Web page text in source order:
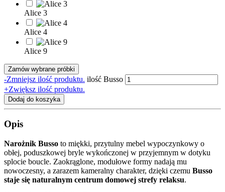
Alice 3
Alice 4
Alice 9
Zamów wybrane próbki
-Zmniejsz ilość produktu. ilość Busso
+Zwiększ ilość produktu.
Dodaj do koszyka
Opis
Narożnik Busso to miękki, przytulny mebel wypoczynkowy o
obłej, poduszkowej bryle wykończonej w przyjemnym w dotyku
splocie boucle. Zaokrąglone, modułowe formy nadają mu
nowoczesny, a zarazem kameralny charakter, dzięki czemu Busso
staje się naturalnym centrum domowej strefy relaksu.